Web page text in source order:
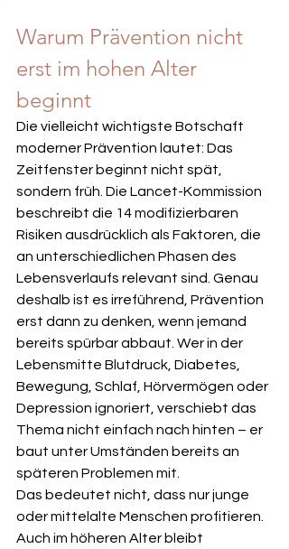
Warum Prävention nicht
erst im hohen Alter
beginnt
Die vielleicht wichtigste Botschaft
moderner Prävention lautet: Das
Zeitfenster beginnt nicht spät,
sondern früh. Die Lancet-Kommission
beschreibt die 14 modifizierbaren
Risiken ausdrücklich als Faktoren, die
an unterschiedlichen Phasen des
Lebensverlaufs relevant sind. Genau
deshalb ist es irreführend, Prävention
erst dann zu denken, wenn jemand
bereits spürbar abbaut. Wer in der
Lebensmitte Blutdruck, Diabetes,
Bewegung, Schlaf, Hörvermögen oder
Depression ignoriert, verschiebt das
Thema nicht einfach nach hinten – er
baut unter Umständen bereits an
späteren Problemen mit.
Das bedeutet nicht, dass nur junge
oder mittelalte Menschen profitieren.
Auch im höheren Alter bleibt